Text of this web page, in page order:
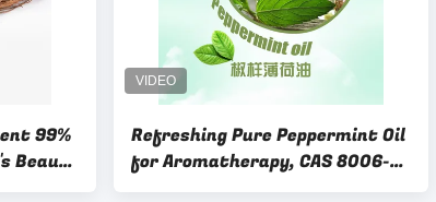
99%
Beauty
Refreshing Pure Peppermint Oil
for Aromatherapy, CAS 8006-
90-4 Plant Essential Oil